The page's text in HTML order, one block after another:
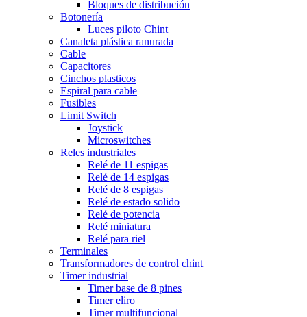
Bloques de distribución
Botonería
Luces piloto Chint
Canaleta plástica ranurada
Cable
Capacitores
Cinchos plasticos
Espiral para cable
Fusibles
Limit Switch
Joystick
Microswitches
Reles industriales
Relé de 11 espigas
Relé de 14 espigas
Relé de 8 espigas
Relé de estado solido
Relé de potencia
Relé miniatura
Relé para riel
Terminales
Transformadores de control chint
Timer industrial
Timer base de 8 pines
Timer eliro
Timer multifuncional